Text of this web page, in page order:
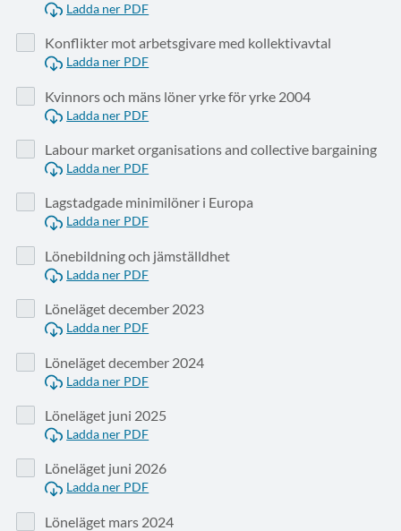
Ladda ner PDF
Konflikter mot arbetsgivare med kollektivavtal
Ladda ner PDF
Kvinnors och mäns löner yrke för yrke 2004
Ladda ner PDF
Labour market organisations and collective bargaining
Ladda ner PDF
Lagstadgade minimilöner i Europa
Ladda ner PDF
Lönebildning och jämställdhet
Ladda ner PDF
Löneläget december 2023
Ladda ner PDF
Löneläget december 2024
Ladda ner PDF
Löneläget juni 2025
Ladda ner PDF
Löneläget juni 2026
Ladda ner PDF
Löneläget mars 2024